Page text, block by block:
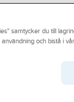
hjälper dig hitta
Inom
säkerhetsbrytare
samtycker du till
och bistå i